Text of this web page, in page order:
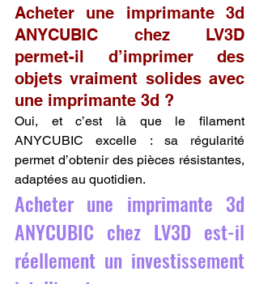
Acheter une imprimante 3d
ANYCUBIC chez LV3D
permet-il d’imprimer des
objets vraiment solides avec
une imprimante 3d ?
Oui, et c’est là que le filament
ANYCUBIC excelle : sa régularité
permet d’obtenir des pièces résistantes,
adaptées au quotidien.
Acheter une imprimante 3d
ANYCUBIC chez LV3D est-il
réellement un investissement